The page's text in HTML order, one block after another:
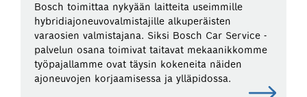
Bosch toimittaa nykyään laitteita useimmille
hybridiajoneuvovalmistajille alkuperäisten
varaosien valmistajana. Siksi Bosch Car Service -
palvelun osana toimivat taitavat mekaanikkomme
työpajallamme ovat täysin kokeneita näiden
ajoneuvojen korjaamisessa ja ylläpidossa.